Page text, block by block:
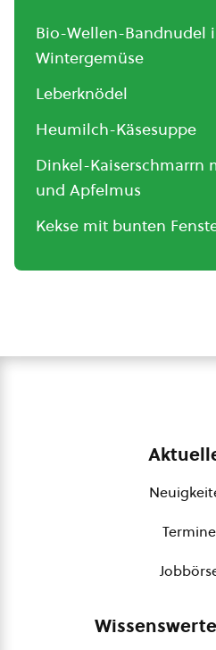
Bio-Wellen-Bandnudel
Wintergemüse
Leberknödel
Heumilch-Käsesuppe
Dinkel-Kaiserschmarrn
und Apfelmus
Kekse mit bunten
Termine